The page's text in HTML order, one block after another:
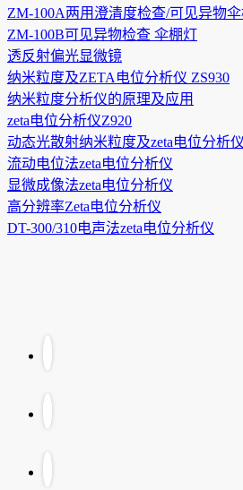
ZM-100A两用澄清度检查/可见异物
ZM-100B可见异物检查 伞棚灯
透反射偏光显微镜
纳米粒度及ZETA电位分析仪 ZS930
纳米粒度分析仪的原理及应用
zeta电位分析仪Z920
动态光散射纳米粒度及zeta电位分析仪
流动电位法zeta电位分析仪
显微成像法zeta电位分析仪
高分辨率Zeta电位分析仪
DT-300/310电声法zeta电位分析仪